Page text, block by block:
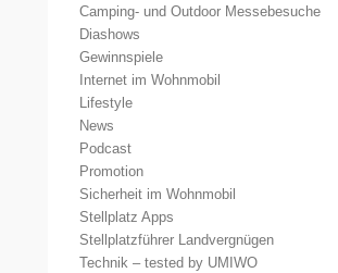
Camping- und Outdoor Messebesuche
Diashows
Gewinnspiele
Internet im Wohnmobil
Lifestyle
News
Podcast
Promotion
Sicherheit im Wohnmobil
Stellplatz Apps
Stellplatzführer Landvergnügen
Technik – tested by UMIWO